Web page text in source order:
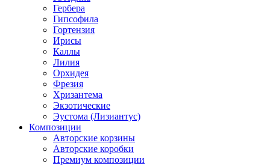
Гербера
Гипсофила
Гортензия
Ирисы
Каллы
Лилия
Орхидея
Фрезия
Хризантема
Экзотические
Эустома (Лизиантус)
Композиции
Авторские корзины
Авторские коробки
Премиум композиции